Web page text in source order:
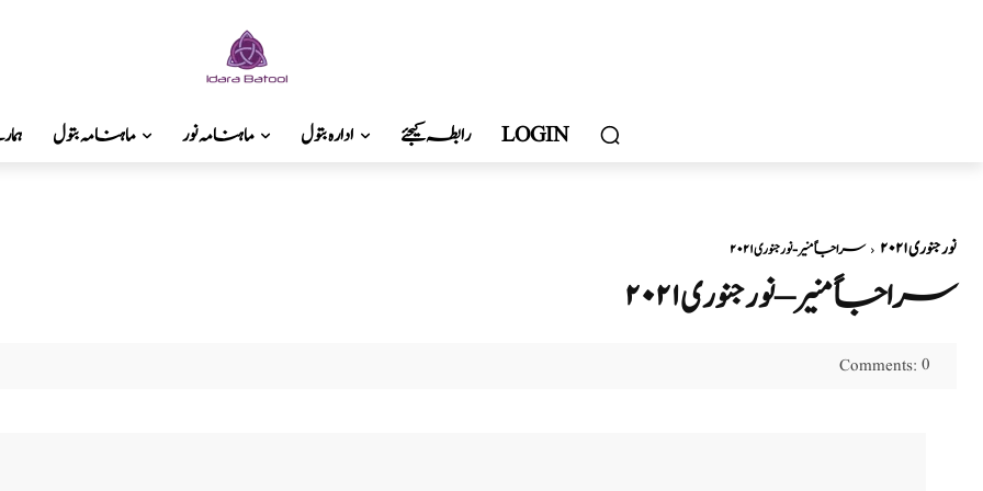
ماہنامہ بتول ماہنامہ نور ادارہ بتول رابطہ کیجئے LOGIN
نور جنوری ۲۰۲۱ سراجاً منیر - نور جنوری ۲۰۲۱
سراجاً منیر – نور جنوری ۲۰۲۱
Comments: 0